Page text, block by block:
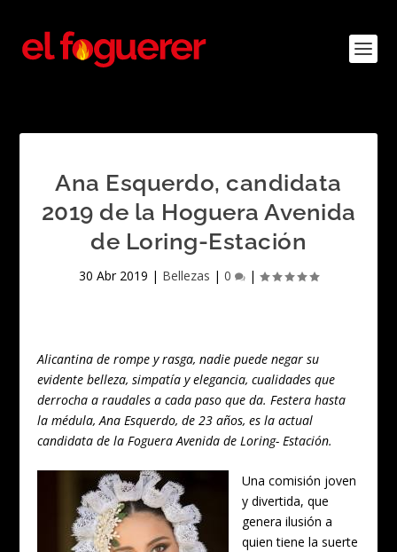
Ana Esquerdo, candidata
2019 de la Hoguera Avenida
de Loring-Estación
30 Abr 2019 | Bellezas | 0 |
Alicantina de rompe y rasga, nadie puede negar su
evidente belleza, simpatía y elegancia, cualidades que
derrocha a raudales a cada paso que da. Festera hasta
la médula, Ana Esquerdo, de 23 años, es la actual
candidata de la Foguera Avenida de Loring- Estación.
Una comisión joven
y divertida, que
genera ilusión a
quien tiene la suerte